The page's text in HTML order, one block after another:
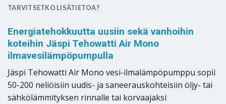
TARVITSETKO LISÄTIETOA?
Energiatehokkuutta uusiin sekä vanhoihin
koteihin Jäspi Tehowatti Air Mono
ilmavesilämpöpumpulla
Jäspi Tehowatti Air Mono vesi-ilmalämpöpumppu sopii
50-200 neliöisiin uudis- ja saneerauskohteisiin öljy- tai
sähkölämmityksen rinnalle tai korvaajaksi